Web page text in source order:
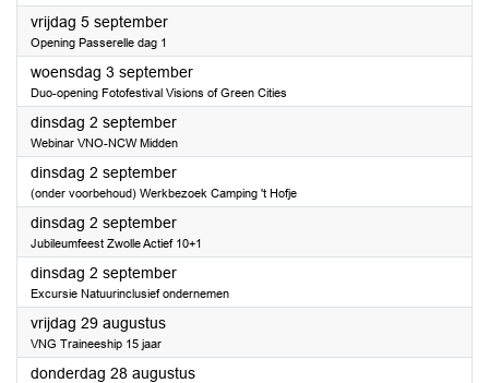
vrijdag 5 september2025
Opening Passerelle dag 1
woensdag 3 september2025
Duo-opening Fotofestival Visions of Green Cities
dinsdag 2 september2025
Webinar VNO-NCW Midden
dinsdag 2 september2025
(onder voorbehoud) Werkbezoek Camping 't Hofje
dinsdag 2 september2025
Jubileumfeest Zwolle Actief 10+1
dinsdag 2 september2025
Excursie Natuurinclusief ondernemen
vrijdag 29 augustus2025
VNG Traineeship 15 jaar
donderdag 28 augustus2025